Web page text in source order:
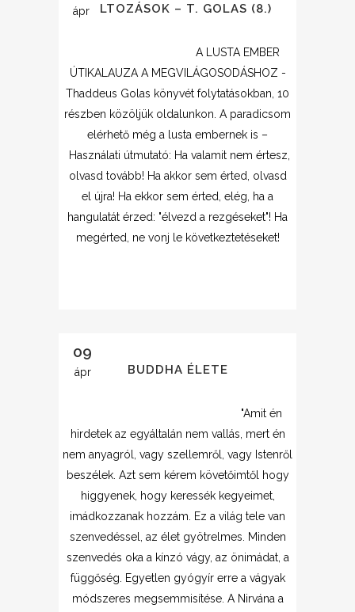
áprVÁLTOZÁSOK – T. GOLAS (8.)
A LUSTA EMBER
ÚTIKALAUZA A MEGVILÁGOSODÁSHOZ -
Thaddeus Golas könyvét folytatásokban, 10
részben közöljük oldalunkon. A paradicsom
elérhető még a lusta embernek is –
Használati útmutató: Ha valamit nem értesz,
olvasd tovább! Ha akkor sem érted, olvasd
el újra! Ha ekkor sem érted, elég, ha a
hangulatát érzed: "élvezd a rezgéseket"! Ha
megérted, ne vonj le következtetéseket!
09
ápr BUDDHA ÉLETE
"Amit én
hirdetek az egyáltalán nem vallás, mert én
nem anyagról, vagy szellemről, vagy Istenről
beszélek. Azt sem kérem követőimtől hogy
higgyenek, hogy keressék kegyeimet,
imádkozzanak hozzám. Ez a világ tele van
szenvedéssel, az élet gyötrelmes. Minden
szenvedés oka a kínzó vágy, az önimádat, a
függőség. Egyetlen gyógyír erre a vágyak
módszeres megsemmisítése. A Nirvána a